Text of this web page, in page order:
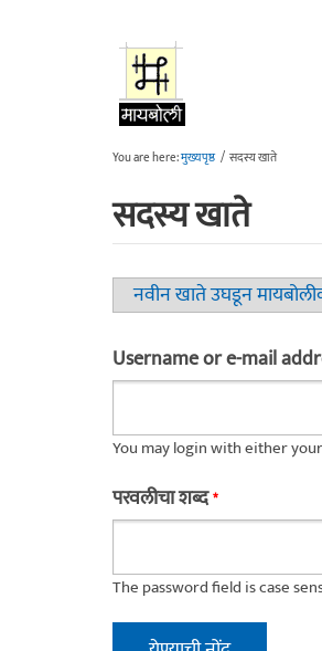
You are here:मुख्यपृष्ठ / सदस्य खाते
सदस्य खाते
Primary tabs
नवीन खाते उघडून
Username or e-mail
You may login with either
परवलीचा शब्द*
The password field is case